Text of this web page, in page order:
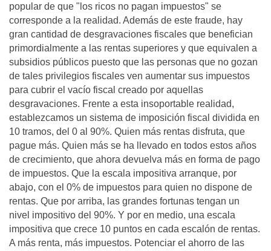
popular de que "los ricos no pagan impuestos" se
corresponde a la realidad. Además de este fraude, hay
gran cantidad de desgravaciones fiscales que benefician
primordialmente a las rentas superiores y que equivalen a
subsidios públicos puesto que las personas que no gozan
de tales privilegios fiscales ven aumentar sus impuestos
para cubrir el vacío fiscal creado por aquellas
desgravaciones. Frente a esta insoportable realidad,
establezcamos un sistema de imposición fiscal dividida en
10 tramos, del 0 al 90%. Quien más rentas disfruta, que
pague más. Quien más se ha llevado en todos estos años
de crecimiento, que ahora devuelva más en forma de pago
de impuestos. Que la escala impositiva arranque, por
abajo, con el 0% de impuestos para quien no dispone de
rentas. Que por arriba, las grandes fortunas tengan un
nivel impositivo del 90%. Y por en medio, una escala
impositiva que crece 10 puntos en cada escalón de rentas.
A más renta, más impuestos. Potenciar el ahorro de las